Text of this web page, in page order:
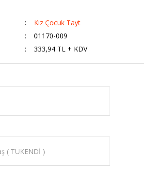
Kız Çocuk Tayt
01170-009
333,94 TL + KDV